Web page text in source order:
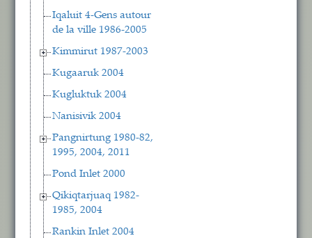
Iqaluit 4-Gens autour
de la ville 1986-2005
Kimmirut 1987-2003
Kugaaruk 2004
Kugluktuk 2004
Nanisivik 2004
Pangnirtung 1980-82,
1995, 2004, 2011
Pond Inlet 2000
Qikiqtarjuaq 1982-
1985, 2004
Rankin Inlet 2004